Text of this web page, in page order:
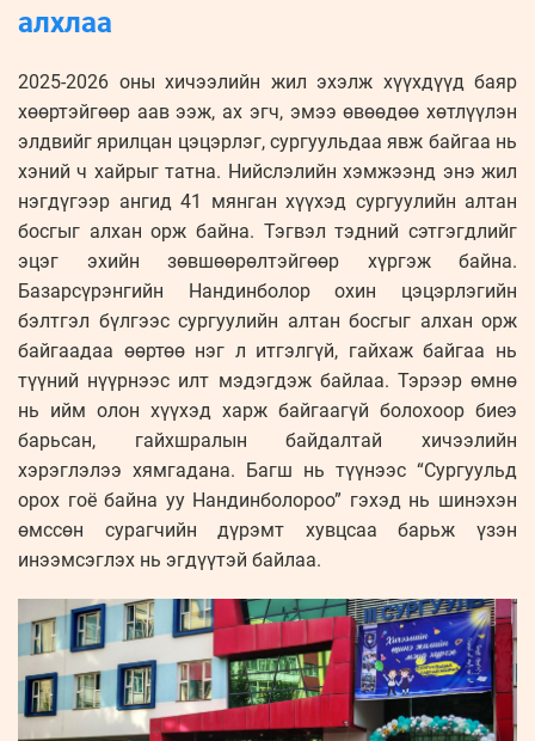
алхлаа
2025-2026 оны хичээлийн жил эхэлж хүүхдүүд баяр
хөөртэйгөөр аав ээж, ах эгч, эмээ өвөөдөө хөтлүүлэн
элдвийг ярилцан цэцэрлэг, сургуульдаа явж байгаа нь
хэний ч хайрыг татна. Нийслэлийн хэмжээнд энэ жил
нэгдүгээр ангид 41 мянган хүүхэд сургуулийн алтан
босгыг алхан орж байна. Тэгвэл тэдний сэтгэгдлийг
эцэг эхийн зөвшөөрөлтэйгөөр хүргэж байна.
Базарсүрэнгийн Нандинболор охин цэцэрлэгийн
бэлтгэл бүлгээс сургуулийн алтан босгыг алхан орж
байгаадаа өөртөө нэг л итгэлгүй, гайхаж байгаа нь
түүний нүүрнээс илт мэдэгдэж байлаа. Тэрээр өмнө
нь ийм олон хүүхэд харж байгаагүй болохоор биеэ
барьсан, гайхшралын байдалтай хичээлийн
хэрэглэлээ хямгадана. Багш нь түүнээс “Сургуульд
орох гоё байна уу Нандинболороо” гэхэд нь шинэхэн
өмссөн сурагчийн дүрэмт хувцсаа барьж үзэн
инээмсэглэх нь эгдүүтэй байлаа.